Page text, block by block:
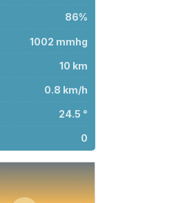
86%
1002 mmhg
10 km
0.8 km/h
24.5 °
0